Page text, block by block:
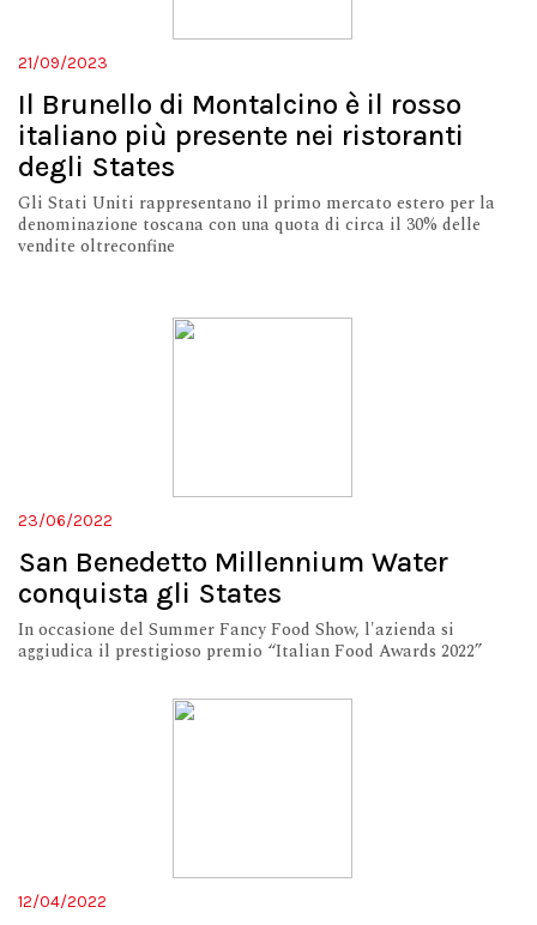
21/09/2023
Il Brunello di Montalcino è il rosso
italiano più presente nei ristoranti
degli States
Gli Stati Uniti rappresentano il primo mercato estero per la
denominazione toscana con una quota di circa il 30% delle
vendite oltreconfine
23/06/2022
San Benedetto Millennium Water
conquista gli States
In occasione del Summer Fancy Food Show, l'azienda si
aggiudica il prestigioso premio “Italian Food Awards 2022”
12/04/2022